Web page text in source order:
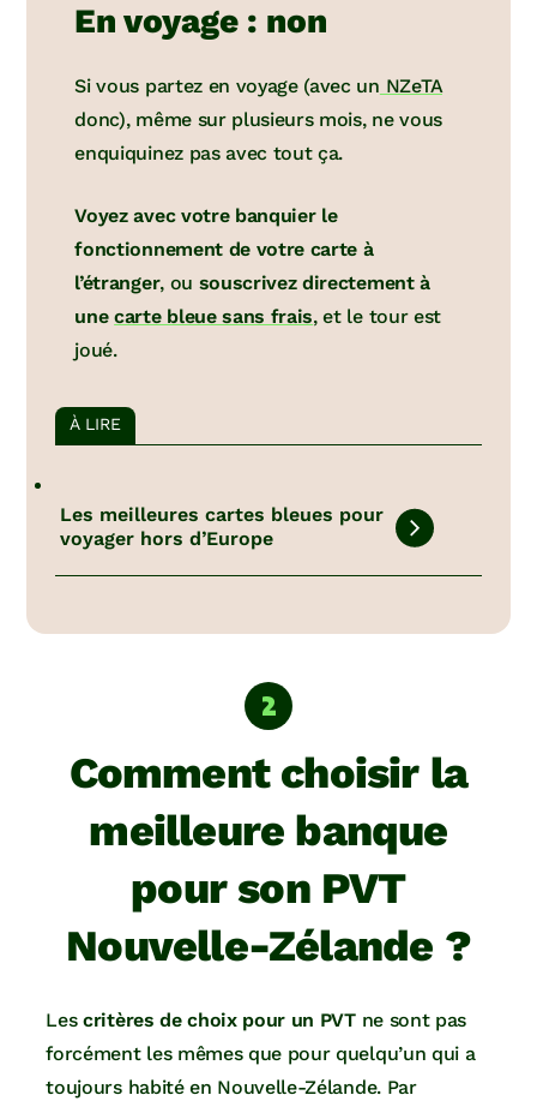
En voyage : non
Si vous partez en voyage (avec un NZeTA
donc), même sur plusieurs mois, ne vous
enquiquinez pas avec tout ça.
Voyez avec votre banquier le
fonctionnement de votre carte à
l’étranger, ou souscrivez directement à
unecarte bleue sans frais, et le tour est
joué.
À LIRE
Les meilleures cartes bleues pour
voyager hors d’Europe
Comment choisir la
meilleure banque
pour son PVT
Nouvelle-Zélande ?
Lescritères de choix pour un PVTne sont pas
forcément les mêmes que pour quelqu’un qui a
toujours habité en Nouvelle-Zélande. Par